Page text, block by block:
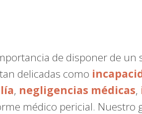
de disponer de un
delicadas como
, negligencias médicas,
médico pericial. Nuestro